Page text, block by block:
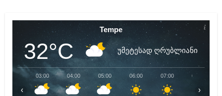
Tempe
32°C უმეტესად ღრუბლიანი
03:00 04:00 05:00 06:00 07:00 08:00
‹ ›